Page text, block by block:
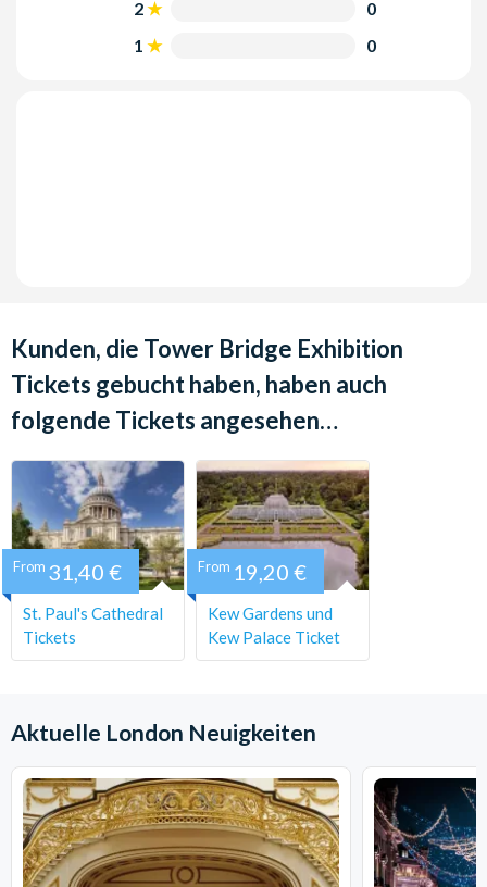
2
0
1
0
Kunden, die Tower Bridge Exhibition
Tickets gebucht haben, haben auch
folgende Tickets angesehen…
St. Paul's Cathedral
Tickets
From 31,40 €
Kew Gardens und
Kew Palace Ticket
From 19,20 €
Aktuelle London Neuigkeiten